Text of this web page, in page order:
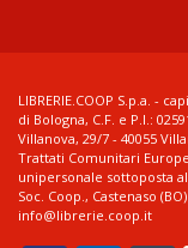
LIBRERIE.COOP S.p.a. -
di Bologna, C.F. e P.I.:
Villanova, 29/7 - 40055
Trattati Comunitari
unipersonale sottoposta
Soc. Coop., Castenaso
info@librerie.coop.it